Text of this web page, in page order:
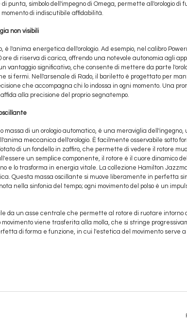
punta, simbolo dell'impegno di Omega, permette all'orologio di
di indiscutibile affidabilità.
non visibili
l'anima energetica dell'orologio. Ad esempio, nel calibro
di riserva di carica, offrendo una notevole autonomia agli
vantaggio significativo, che consente di mettere da parte
si fermi. Nell'arsenale di Rado, il bariletto è progettato per
che accompagna chi lo indossa in ogni momento. Una
alla precisione del proprio segnatempo.
massa di un orologio automatico, è una meraviglia dell'ingegno,
meccanica dell'orologio. È facilmente osservabile sotto
di un fondello in zaffiro, che permette di vedere il rotore
un semplice componente, il rotore è il cuore dinamico
e lo trasforma in energia vitale. La collezione Hamilton
Questa massa oscillante si muove liberamente in perfetta
nella sinfonia del tempo; ogni movimento del polso è un
da un asse centrale che permette al rotore di ruotare intorno
viene trasferita alla molla, che si stringe
di forma e funzione, in cui l'estetica del movimento serve a